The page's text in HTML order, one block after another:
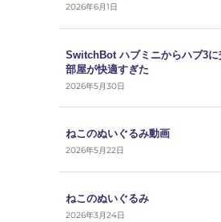
2026年6月1日
SwitchBot ハブミニからハブ3に
部屋が快適すぎた
2026年5月30日
ねこのぬいぐるみ動画
2026年5月22日
ねこのぬいぐるみ
2026年3月24日